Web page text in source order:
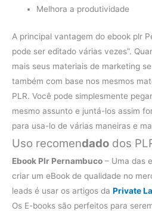
Melhora a produtividade
A principal vantagem do ebook plr
pode ser editado várias vezes”.
mais seus materiais de marketing
também com base nos mesmos
PLR. Você pode simplesmente
mesmo assunto e juntá-los assim
para usa-lo de várias maneiras e
Uso recomendado dos
Ebook Plr Pernambuco – Uma das
criar um eBook de qualidade no
leads é usar os artigos da Private
Os E-books são perfeitos para